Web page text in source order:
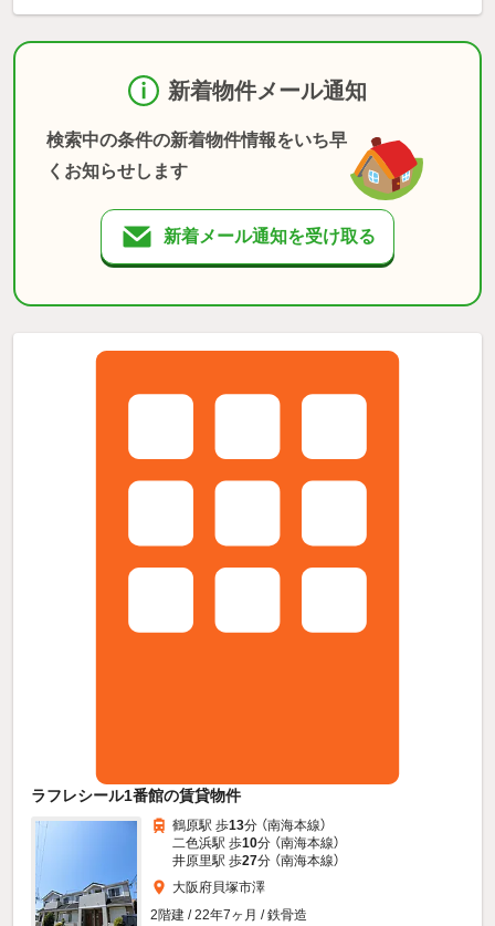
新着物件メール通知
検索中の条件の新着物件情報をいち早
くお知らせします
新着メール通知を受け取る
ラフレシール1番館の賃貸物件
鶴原駅 歩13分 （南海本線）
二色浜駅 歩10分 （南海本線）
井原里駅 歩27分 （南海本線）
大阪府貝塚市澤
2階建 / 22年7ヶ月 / 鉄骨造